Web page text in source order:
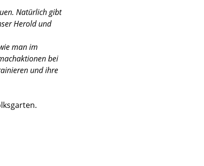
Natürlich gibt
Herold und
man im
bei
und ihre